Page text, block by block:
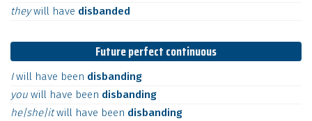
theywill have disbanded
Future perfect continuous
Iwill have been disbanding
you will have been disbanding
he|she|itwill have been disbanding